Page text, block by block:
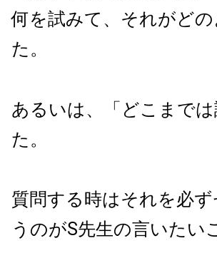
何を試みて、それがど
た。
あるいは、「どこまで
た。
質問する時はそれを必
うのがS先生の言いたい